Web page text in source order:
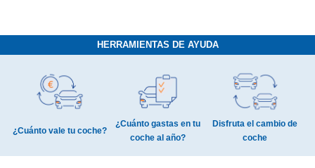
HERRAMIENTAS DE AYUDA
¿Cuánto vale tu coche?
¿Cuánto gastas en tu
coche al año?
Disfruta el cambio de
coche